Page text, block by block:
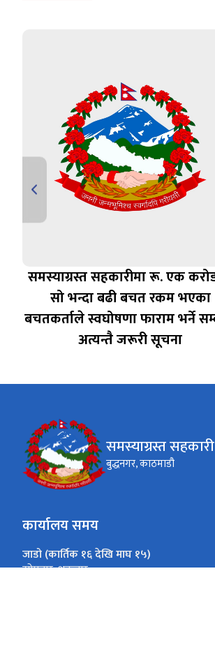
समस्याग्रस्त सहकारीमा रू. एक
सो भन्दा बढी बचत रकम भएका
बचतकर्ताले स्वघोषणा फाराम भर्ने
अत्यन्तै जरूरी सूचना
समस्याग्रस्त
बुद्धनगर, काठमाडौ
कार्यालय समय
जाडो (कार्तिक १६ देखि माघ १५)
सोमबार-शुक्रबार